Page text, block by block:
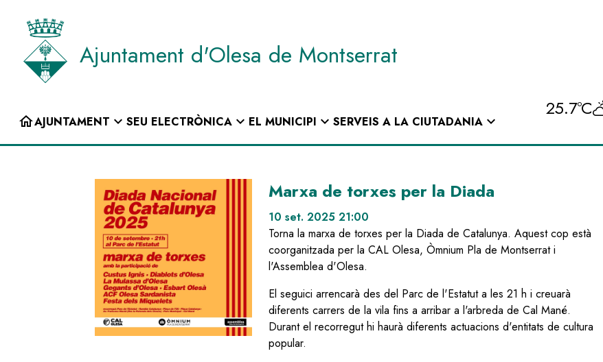
contingut
Ajuntament d'Olesa de Montserrat
Navegació
INICI
homeAJUNTAMENT expand_more SEU ELECTRÒNICAexpand_more EL MUNICIPI expand_more SERVEIS A LA CIUTADANIAexpand_more
25.7ºC
Image Marxa de torxes per la Diada
10 set. 2025 21:00
Torna la marxa de torxes per la Diada de Catalunya. Aquest cop està
coorganitzada per la CAL Olesa, Òmnium Pla de Montserrat i
l'Assemblea d'Olesa.
El seguici arrencarà des del Parc de l'Estatut a les 21 h i creuarà
diferents carrers de la vila fins a arribar a l'arbreda de Cal Mané.
Durant el recorregut hi haurà diferents actuacions d'entitats de cultura
popular.